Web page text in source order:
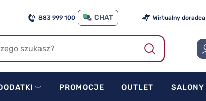
883 999 100 CHAT Wirtualny doradca
PROMOCJE OUTLET SALONY